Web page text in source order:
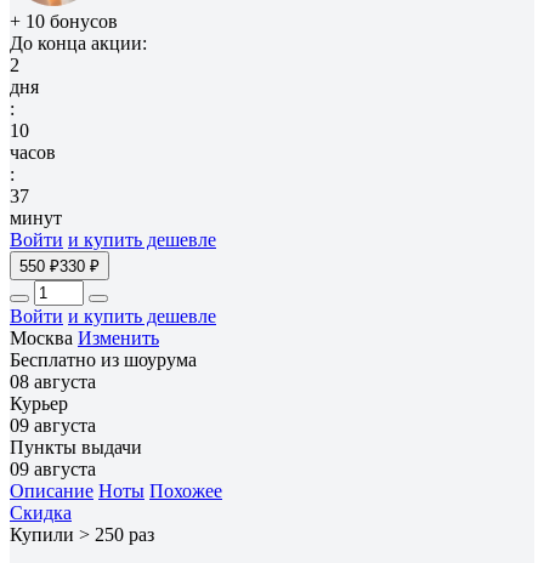
+ 10 бонусов
До конца акции:
2
дня
:
10
часов
:
37
минут
Войти и купить дешевле
550 ₽330 ₽
Войти и купить дешевле
Москва Изменить
Бесплатно из шоурума
08 августа
Курьер
09 августа
Пункты выдачи
09 августа
Описание Ноты Похожее
Скидка
Купили > 250 раз